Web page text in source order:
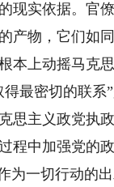
现实依据。官
产物，它们如
本上动摇马克
最密切的联
思主义政党执
程中加强党的
为一切行动的